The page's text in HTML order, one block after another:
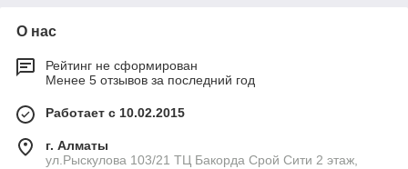
О нас
Рейтинг не сформирован
Менее 5 отзывов за последний год
Работает с 10.02.2015
г. Алматы
ул.Рыскулова 103/21 ТЦ Бакорда Срой Сити 2 этаж,